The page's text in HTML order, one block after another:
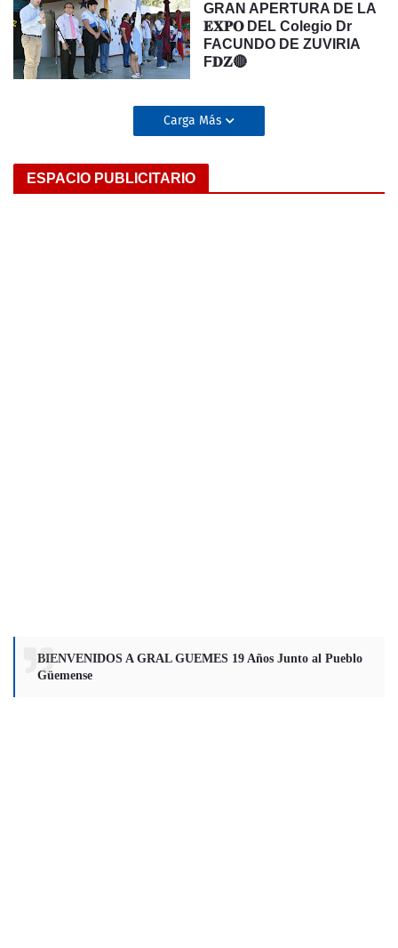
GRAN APERTURA DE LA
𝐄𝐗𝐏𝐎 DEL Colegio Dr
FACUNDO DE ZUVIRIA
F𝐃𝐙🔴
Carga Más
ESPACIO PUBLICITARIO
BIENVENIDOS A GRAL GUEMES 19 Años Junto al Pueblo
Güemense